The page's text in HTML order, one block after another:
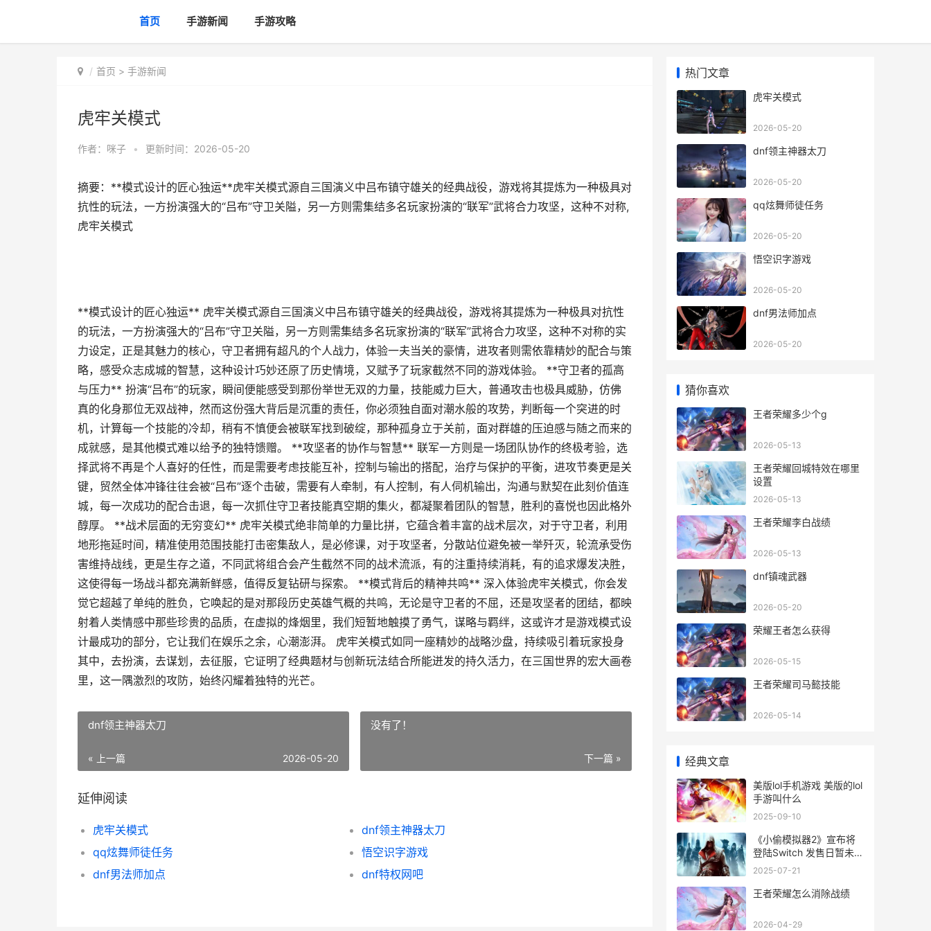
首页 手游新闻 手游攻略
首页 > 手游新闻
虎牢关模式
作者： 咪子 • 更新时间：2026-05-20
摘要：**模式设计的匠心独运**虎牢关模式源自三国演义中吕布镇守雄关的经典战役，游戏将其提炼为一种极具对
抗性的玩法，一方扮演强大的“吕布”守卫关隘，另一方则需集结多名玩家扮演的“联军”武将合力攻坚，这种不对称,
虎牢关模式
**模式设计的匠心独运** 虎牢关模式源自三国演义中吕布镇守雄关的经典战役，游戏将其提炼为一种极具对抗性
的玩法，一方扮演强大的“吕布”守卫关隘，另一方则需集结多名玩家扮演的“联军”武将合力攻坚，这种不对称的实
力设定，正是其魅力的核心，守卫者拥有超凡的个人战力，体验一夫当关的豪情，进攻者则需依靠精妙的配合与策
略，感受众志成城的智慧，这种设计巧妙还原了历史情境，又赋予了玩家截然不同的游戏体验。 **守卫者的孤高
与压力** 扮演“吕布”的玩家，瞬间便能感受到那份举世无双的力量，技能威力巨大，普通攻击也极具威胁，仿佛
真的化身那位无双战神，然而这份强大背后是沉重的责任，你必须独自面对潮水般的攻势，判断每一个突进的时
机，计算每一个技能的冷却，稍有不慎便会被联军找到破绽，那种孤身立于关前，面对群雄的压迫感与随之而来的
成就感，是其他模式难以给予的独特馈赠。 **攻坚者的协作与智慧** 联军一方则是一场团队协作的终极考验，选
择武将不再是个人喜好的任性，而是需要考虑技能互补，控制与输出的搭配，治疗与保护的平衡，进攻节奏更是关
键，贸然全体冲锋往往会被“吕布”逐个击破，需要有人牵制，有人控制，有人伺机输出，沟通与默契在此刻价值连
城，每一次成功的配合击退，每一次抓住守卫者技能真空期的集火，都凝聚着团队的智慧，胜利的喜悦也因此格外
醇厚。 **战术层面的无穷变幻** 虎牢关模式绝非简单的力量比拼，它蕴含着丰富的战术层次，对于守卫者，利用
地形拖延时间，精准使用范围技能打击密集敌人，是必修课，对于攻坚者，分散站位避免被一举歼灭，轮流承受伤
害维持战线，更是生存之道，不同武将组合会产生截然不同的战术流派，有的注重持续消耗，有的追求爆发决胜，
这使得每一场战斗都充满新鲜感，值得反复钻研与探索。 **模式背后的精神共鸣** 深入体验虎牢关模式，你会发
觉它超越了单纯的胜负，它唤起的是对那段历史英雄气概的共鸣，无论是守卫者的不屈，还是攻坚者的团结，都映
射着人类情感中那些珍贵的品质，在虚拟的烽烟里，我们短暂地触摸了勇气，谋略与羁绊，这或许才是游戏模式设
计最成功的部分，它让我们在娱乐之余，心潮澎湃。 虎牢关模式如同一座精妙的战略沙盘，持续吸引着玩家投身
其中，去扮演，去谋划，去征服，它证明了经典题材与创新玩法结合所能迸发的持久活力，在三国世界的宏大画卷
里，这一隅激烈的攻防，始终闪耀着独特的光芒。
dnf领主神器太刀
« 上一篇 2026-05-20
没有了！
下一篇 »
延伸阅读
虎牢关模式
dnf领主神器太刀
qq炫舞师徒任务
悟空识字游戏
dnf男法师加点
dnf特权网吧
热门文章
虎牢关模式
2026-05-20
dnf领主神器太刀
2026-05-20
qq炫舞师徒任务
2026-05-20
悟空识字游戏
2026-05-20
dnf男法师加点
2026-05-20
猜你喜欢
王者荣耀多少个g
2026-05-13
王者荣耀回城特效在哪里
设置
2026-05-13
王者荣耀李白战绩
2026-05-13
dnf镇魂武器
2026-05-20
荣耀王者怎么获得
2026-05-15
王者荣耀司马懿技能
2026-05-14
经典文章
美版lol手机游戏 美版的lol
手游叫什么
2025-09-10
《小偷模拟器2》宣布将
登陆Switch 发售日暂未公
开_ 小偷模拟器201号栅栏
2025-07-21
王者荣耀怎么消除战绩
2026-04-29